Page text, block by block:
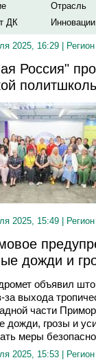
Отрасль
ДК
Инновации
2025, 16:29 |
Россия"
2025, 15:49 |
дожди и
объявил
за выхода
части
дожди, грозы и
меры
2025, 15:53 |